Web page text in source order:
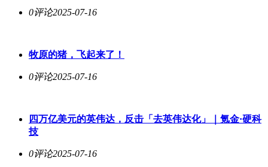
0评论2025-07-16
牧原的猪，飞起来了！
0评论2025-07-16
四万亿美元的英伟达，反击「去英伟达化」｜氪金·硬科
技
0评论2025-07-16